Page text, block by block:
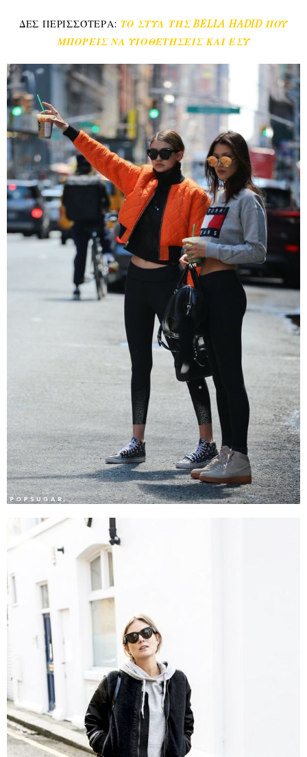
ΔΕΣ ΠΕΡΙΣΣΌΤΕΡΑ: ΤΟ ΣΤΥΛ ΤΗΣ BELLA HADID ΠΟΥ
ΜΠΟΡΕΙΣ ΝΑ ΥΙΟΘΕΤΗΣΕΙΣ ΚΑΙ ΕΣΥ